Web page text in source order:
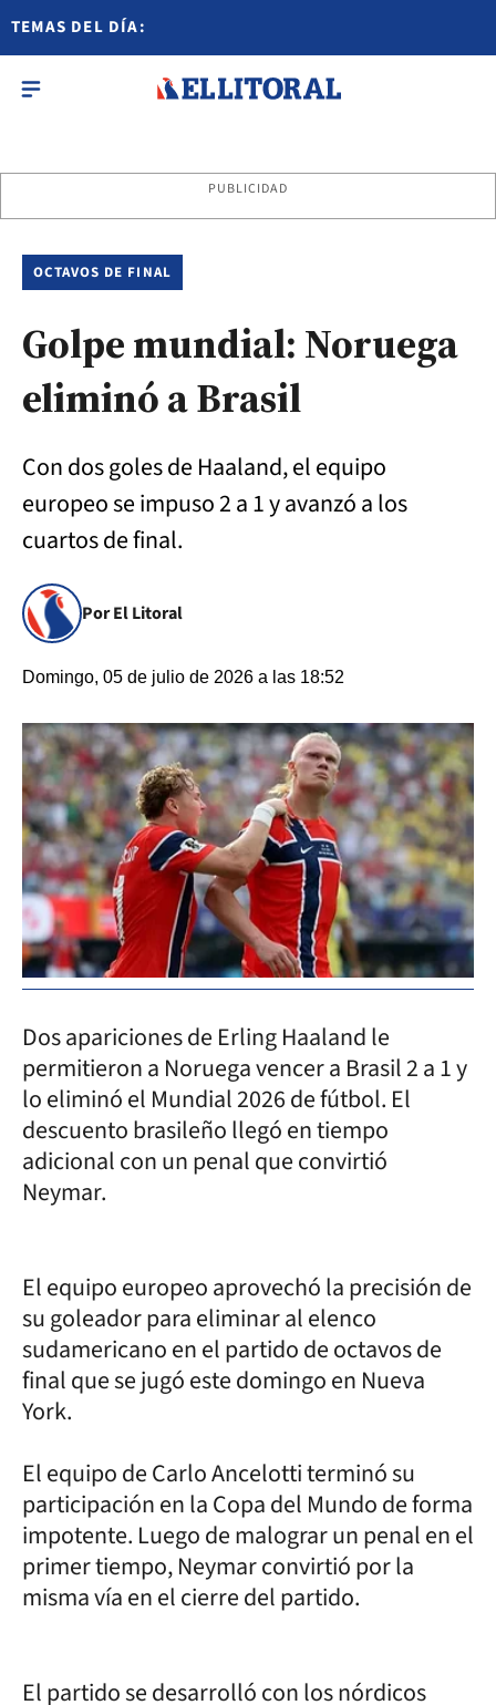
TEMAS DEL DÍA:
PUBLICIDAD
OCTAVOS DE FINAL
Golpe mundial: Noruega
eliminó a Brasil
Con dos goles de Haaland, el equipo
europeo se impuso 2 a 1 y avanzó a los
cuartos de final.
Por El Litoral
Domingo, 05 de julio de 2026 a las 18:52
Dos apariciones de Erling Haaland le
permitieron a Noruega vencer a Brasil 2 a 1 y
lo eliminó el Mundial 2026 de fútbol. El
descuento brasileño llegó en tiempo
adicional con un penal que convirtió
Neymar.
El equipo europeo aprovechó la precisión de
su goleador para eliminar al elenco
sudamericano en el partido de octavos de
final que se jugó este domingo en Nueva
York.
El equipo de Carlo Ancelotti terminó su
participación en la Copa del Mundo de forma
impotente. Luego de malograr un penal en el
primer tiempo, Neymar convirtió por la
misma vía en el cierre del partido.
El partido se desarrolló con los nórdicos